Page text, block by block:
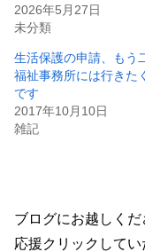
2026年5月27日
未分類
生活保護の申請、もう
福祉事務所には行きた
です
2017年10月10日
雑記
ブログにお越しくだ
応援クリックして